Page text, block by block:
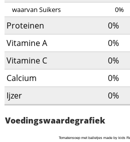
waarvan Suikers
0%
Proteinen 0%
Vitamine A
0%
Vitamine C
0%
Calcium
0%
Ijzer
0%
Voedingswaardegrafiek